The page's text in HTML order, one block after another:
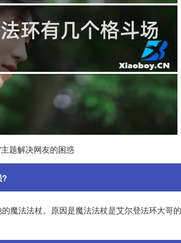
题解决网友的困惑
?
魔法法杖。原因是魔法法杖是艾尔登法环大哥